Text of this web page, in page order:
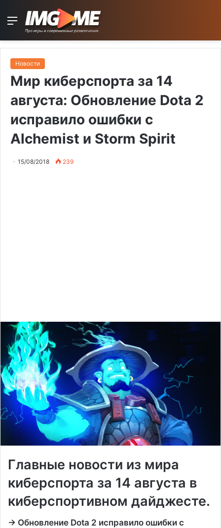
Menu
Новости
Мир киберспорта за 14
августа: Обновление Dota 2
исправило ошибки с
Alchemist и Storm Spirit
15/08/2018 239
Главные новости из мира
киберспорта за 14 августа в
киберспортивном дайджесте.
→ Обновление Dota 2 исправило ошибки с